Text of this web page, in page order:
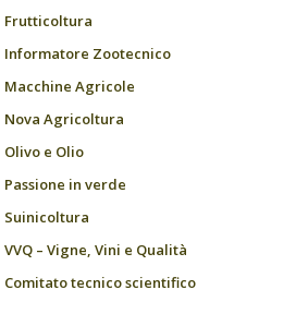
Frutticoltura
Informatore Zootecnico
Macchine Agricole
Nova Agricoltura
Olivo e Olio
Passione in verde
Suinicoltura
VVQ – Vigne, Vini e Qualità
Comitato tecnico scientifico